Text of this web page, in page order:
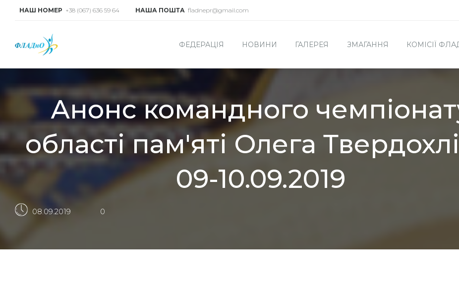
НАШ НОМЕР +38 (067) 636 59 64 НАША ПОШТА fladnepr@gmail.com
ФЕДЕРАЦІЯ НОВИНИ ГАЛЕРЕЯ ЗМАГАННЯ КОМІСІЇ
Анонс командного
області пам'яті Олега
09-10.09.2019
08.09.2019 0